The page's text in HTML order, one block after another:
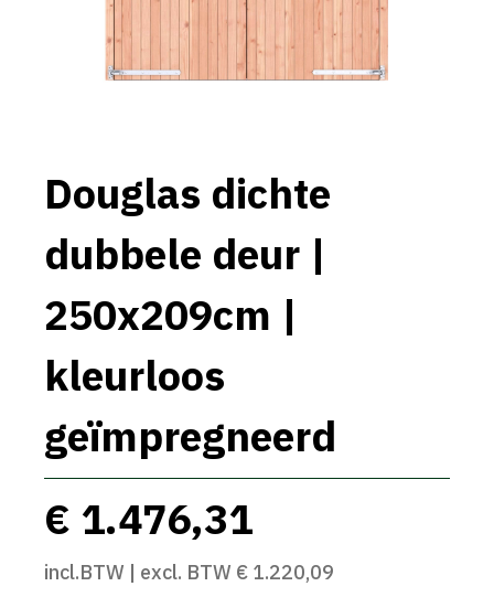
Douglas dichte
dubbele deur |
250x209cm |
kleurloos
geïmpregneerd
€ 1.476,31
incl.BTW | excl. BTW € 1.220,09